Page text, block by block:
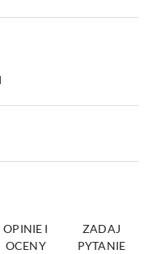
OPINIE I
OCENY
ZADAJ
PYTANIE